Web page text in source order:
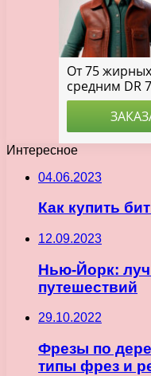
Интересное
04.06.2023
Как купить
12.09.2023
Нью-Йорк:
путешествий
29.10.2022
Фрезы по
типы фрез и